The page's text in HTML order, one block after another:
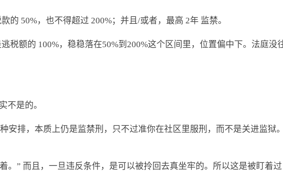
的 50%，也不得超过 200%；并且/或者，最高 2年 监禁。
税额的 100%，稳稳落在50%到200%这个区间里，位置偏中下。法庭没
不是的。
安排，本质上仍是监禁刑，只不过准你在社区里服刑，而不是关进监狱
。” 而且，一旦违反条件，是可以被拎回去真坐牢的。所以这是被盯着过